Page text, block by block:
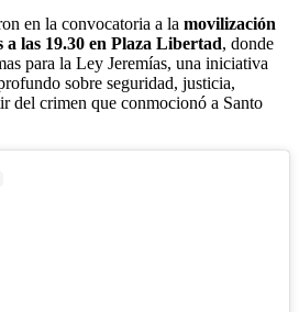
en la convocatoria a la movilización
a las 19.30 en Plaza Libertad, donde
para la Ley Jeremías, una iniciativa
sobre seguridad, justicia,
del crimen que conmocionó a Santo